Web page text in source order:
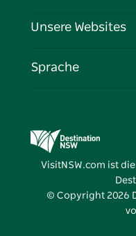
Cookie-Hinweis
Veranstaltungen
Reiseinformationen
Unternehmen in
Unsere Websites
Destination NSW
Vivid Sydney
Sprache
VisitNSW.com ist
© Copyright 2026